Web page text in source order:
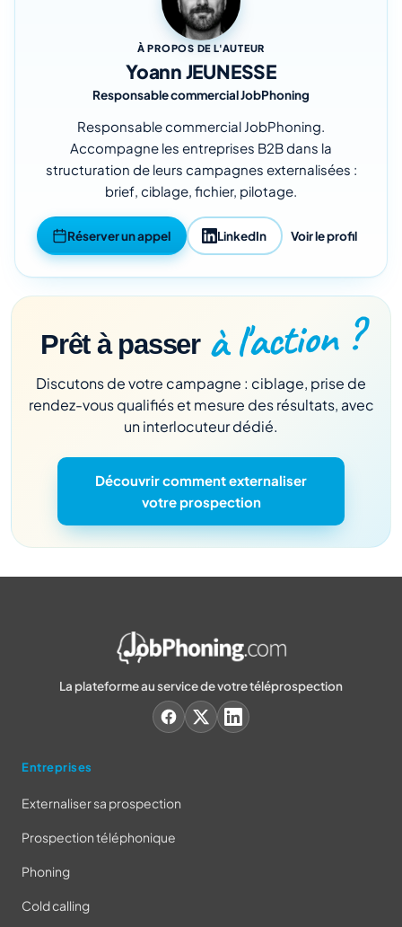
À PROPOS DE L'AUTEUR
Yoann JEUNESSE
Responsable commercial JobPhoning
Responsable commercial JobPhoning.
Accompagne les entreprises B2B dans la
structuration de leurs campagnes externalisées :
brief, ciblage, fichier, pilotage.
Réserver un appel LinkedIn Voir le profil
Prêt à passer à l'action ?
Discutons de votre campagne : ciblage, prise de
rendez-vous qualifiés et mesure des résultats, avec
un interlocuteur dédié.
Découvrir comment externaliser
votre prospection
La plateforme au service de votre téléprospection
Entreprises
Externaliser sa prospection
Prospection téléphonique
Phoning
Cold calling